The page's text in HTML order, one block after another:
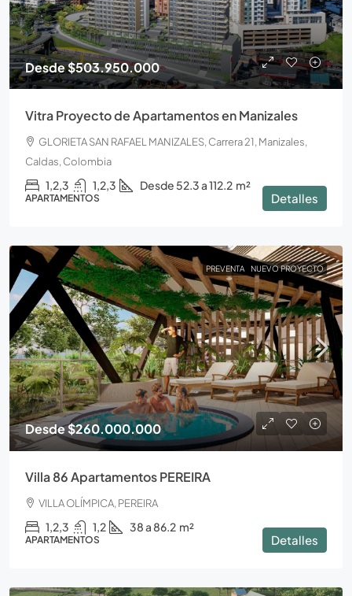
Desde$503.950.000
Vitra Proyecto de Apartamentos en Manizales
GLORIETA SAN RAFAEL MANIZALES, Carrera 21, Manizales,
Caldas, Colombia
1,2,3 1,2,3 Desde 52.3 a 112.2 m²
APARTAMENTOS Detalles
PREVENTA NUEVO PROYECTO
Desde$260.000.000
Villa 86 Apartamentos PEREIRA
VILLA OLÍMPICA, PEREIRA
1,2,3 1,2 38 a 86.2 m²
APARTAMENTOS Detalles